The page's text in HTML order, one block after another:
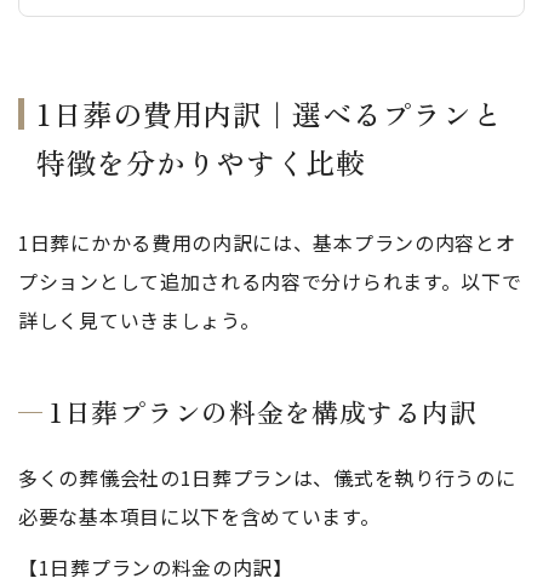
1日葬の費用内訳｜選べるプランと
特徴を分かりやすく比較
1日葬にかかる費用の内訳には、基本プランの内容とオ
プションとして追加される内容で分けられます。以下で
詳しく見ていきましょう。
1日葬プランの料金を構成する内訳
多くの葬儀会社の1日葬プランは、儀式を執り行うのに
必要な基本項目に以下を含めています。
【1日葬プランの料金の内訳】